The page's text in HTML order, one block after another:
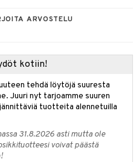
ARVOSTELU
kotiin!
tehdä löytöjä suuresta
Juuri nyt tarjoamme suuren
tuotteita alennetuilla
31.8.2026 asti mutta ole
voivat päästä